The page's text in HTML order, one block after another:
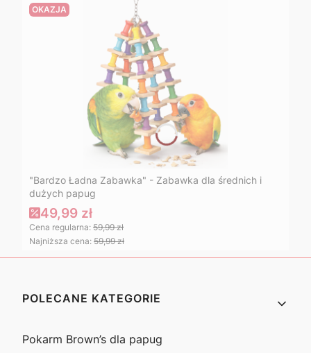
OKAZJA
"Bardzo Ładna Zabawka" - Zabawka dla średnich i
dużych papug
49,99 zł
Cena regularna: 59,99 zł
Najniższa cena: 59,99 zł
Linki w stopce
POLECANE KATEGORIE
Pokarm Brown’s dla papug